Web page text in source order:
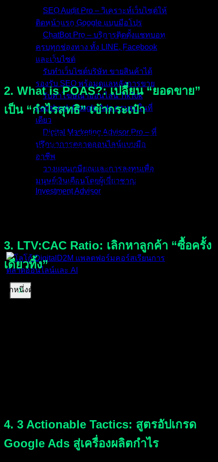
SEO Audit Pro – วิเคราะห์เว็บไซต์ให้
ติดหน้าแรก Google แบบมือโปร
ChatBot Pro – บริการติดตั้งแชทบอท
ครบทุกช่องทาง ทั้ง LINE, Facebook
และเว็บไซต์
รับทำเว็บไซต์บริษัท ขายสินค้าได้
รองรับ SEO พร้อมดูแลหลังการขาย
รับทำโฆษณาออนไลน์ TikTok
Facebook Google Ads ครบจบในที่
เดียว
Digital Marketing Advisor Pro – ที่
ปรึกษาการตลาดออนไลน์แบบมือ
อาชีพ
วางแผนเกษียณและการลงทุนเพื่อ
มนุษย์เงินเดือนโดยผู้เชี่ยวชาญ
Investment Advisor
X
สมการของ ROAS คือ (ยอดขายรวม ÷ ค่าโฆษณา) มันบอกแค่
ว่าเงินที่คุณจ่ายไป สร้าง “รายรับ” กลับมาเท่าไหร่ แต่มันไม่ได้
ต้นทุนสินค้า (COGS), ค่าจัดส่ง, ค่าแพ็คเกจจิ้ง, หรือภาษี
เลยแม้แต่นิดเดียว! การพึ่งพา ROAS เพียงอย่างเดียวในการสเกล
Google Adsจึงเหมือนการขับรถเหยียบคันเร่งมิดไมล์ โดยไม่
เคยมองเกจ์วัดน้ำมันเลยครับ
2. What is POAS?: เปลี่ยน “ยอดขาย”
เป็น “กำไรสุทธิ” เข้ากระเป๋า
POAS (Profit On Ad Spend)คือการยกระดับการ
Google Adsขึ้นไปอีกขั้น สมการของมันคือ
ค่าโฆษณา)หาก POAS ของคุณมีค่ามากกว่า 1 แปลว่า
แคมเปญนั้น “ทำกำไร” ได้จริง ไม่ใช่แค่สร้างยอดขายกลวงๆ
การเปลี่ยนมาดูตัวเลขนี้ จะช่วยให้คุณกล้าปิดแคมเปญที่ยอด
ขายอลังการแต่กำไรบางเฉียบ และโยกเงินไปอัดให้แคมเปญ
3. LTV:CAC Ratio: เลิกหาลูกค้า “ซื้อครั้ง
เดียวทิ้ง”
อีกหนึ่งตัวชี้วัดที่แพงมากคือ
ของลูกค้า ต่อ ต้นทุนการหาลูกค้าใหม่ 1 คน) สมมติว่า แคมเปญ
4. 3 Actionable Tactics: สูตรอัปเกรด
Google Ads สู่เครื่องผลิตกำไร